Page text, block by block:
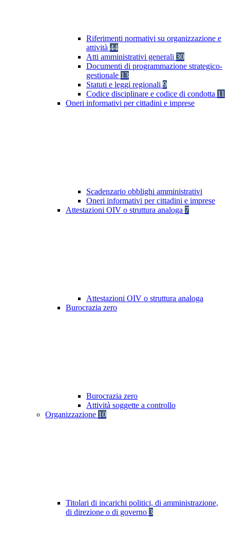
Riferimenti normativi su organizzazione e
attività 44
Atti amministrativi generali 30
Documenti di programmazione strategico-
gestionale 13
Statuti e leggi regionali 9
Codice disciplinare e codice di condotta 11
Oneri informativi per cittadini e imprese
Scadenzario obblighi amministrativi
Oneri informativi per cittadini e imprese
Attestazioni OIV o struttura analoga 7
Attestazioni OIV o struttura analoga
Burocrazia zero
Burocrazia zero
Attività soggette a controllo
Organizzazione 10
Titolari di incarichi politici, di amministrazione,
di direzione o di governo 3